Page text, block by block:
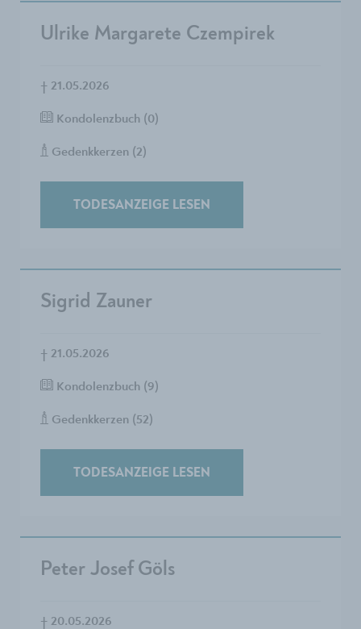
Ulrike Margarete Czempirek
† 21.05.2026
Kondolenzbuch (0)
Gedenkkerzen (2)
TODESANZEIGE LESEN
Sigrid Zauner
† 21.05.2026
Kondolenzbuch (9)
Gedenkkerzen (52)
TODESANZEIGE LESEN
Peter Josef Göls
† 20.05.2026